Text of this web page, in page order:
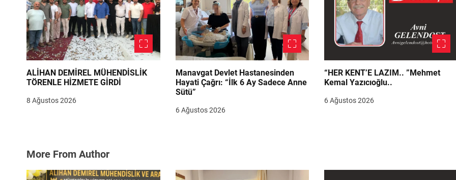
i
ALİHAN DEMİREL MÜHENDİSLİK
TÖRENLE HİZMETE GİRDİ
8 Ağustos 2026
Manavgat Devlet Hastanesinden
Hayati Çağrı: “İlk 6 Ay Sadece Anne
Sütü”
6 Ağustos 2026
“HER KENT’E LAZIM.. ”Mehmet
Kemal Yazıcıoğlu..
6 Ağustos 2026
More From Author